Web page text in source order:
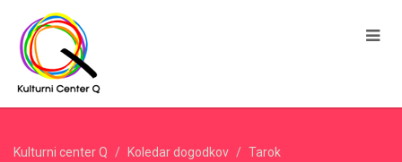
Kulturni center Q Koledar dogodkov
Tarok